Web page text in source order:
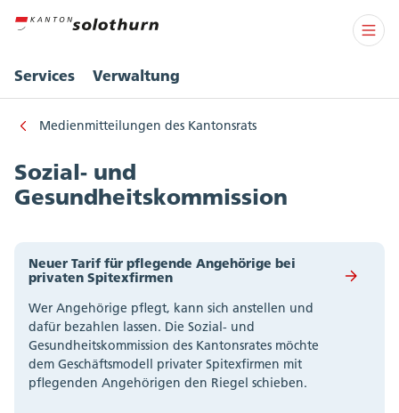
Services Verwaltung
Medienmitteilungen des Kantonsrats
Sozial- und
Gesundheitskommission
Neuer Tarif für pflegende Angehörige bei
privaten Spitexfirmen
Wer Angehörige pflegt, kann sich anstellen und
dafür bezahlen lassen. Die Sozial- und
Gesundheitskommission des Kantonsrates möchte
dem Geschäftsmodell privater Spitexfirmen mit
pflegenden Angehörigen den Riegel schieben.